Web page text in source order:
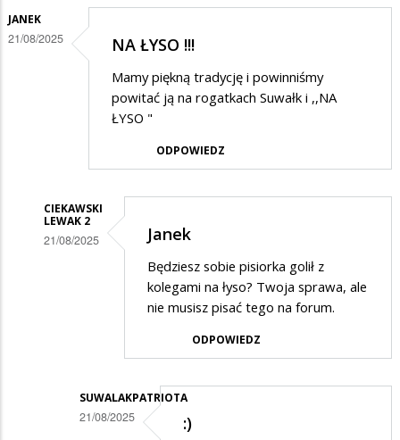
JANEK
21/08/2025 NA ŁYSO !!!
Mamy piękną tradycję i powinniśmy
powitać ją na rogatkach Suwałk i ,,NA
ŁYSO "
ODPOWIEDZ
CIEKAWSKI
LEWAK 2
21/08/2025 Janek
Będziesz sobie pisiorka golił z
kolegami na łyso? Twoja sprawa, ale
nie musisz pisać tego na forum.
ODPOWIEDZ
SUWALAKPATRIOTA
21/08/2025 :)